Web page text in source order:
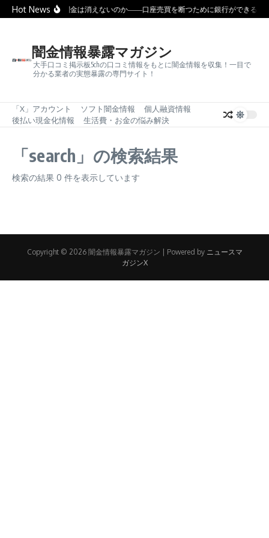
コンテンツへスキップ
Hot Newsなぜ闇金は消えないのか――口座売買を断つために銀行ができるこ
闇金情報暴露マガジン
大手口コミ掲示板5chの口コミ情報をもとに闇金情報を収集！一目で
分かる業者の実態暴露の専門サイト！
「X」アカウント ソフト闇金情報
個人融資情報
後払い現金化情報
生活費・お金の悩み解決
「search」の検索結果
検索の結果 0 件を表示しています
Copyright © 2026 闇金情報暴露マガジン | Powered by ニュースマ
ガジンX